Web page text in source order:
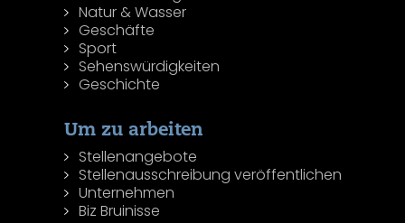
Natur & Wasser
Geschäfte
Sport
Sehenswürdigkeiten
Geschichte
Um zu arbeiten
Stellenangebote
Stellenausschreibung veröffentlichen
Unternehmen
Biz Bruinisse